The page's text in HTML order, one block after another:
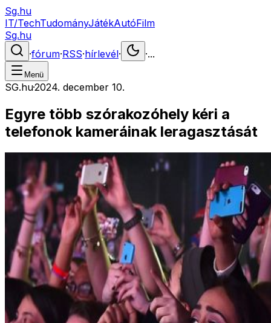
Sg.hu
IT/TechTudományJátékAutóFilm
Sg.hu
·fórum·RSS·hírlevél· ·...
Menü
SG.hu·2024. december 10.
Egyre több szórakozóhely kéri a
telefonok kameráinak leragasztását